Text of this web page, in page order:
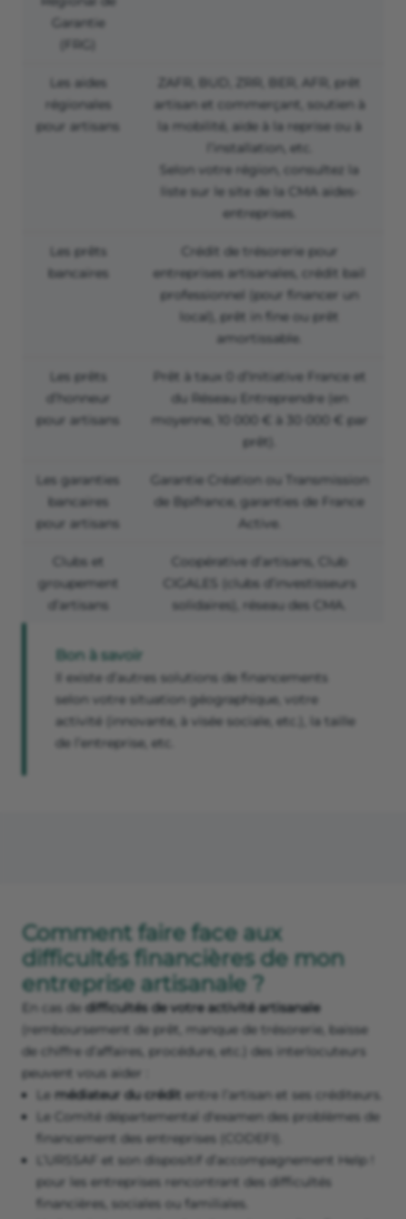
Garantie
(FRG)
Les aides
régionales
pour artisans
ZAFR, BUD, ZRR, BER, AFR, prêt
artisan et commerçant, soutien à
la mobilité, aide à la reprise ou à
l’installation, etc.
Selon votre région, consultez la
liste sur le site de la CMA aides-
entreprises.
Les prêts
bancaires
Crédit de trésorerie pour
entreprises artisanales, crédit bail
professionnel (pour financer un
local), prêt in fine ou prêt
amortissable.
Les prêts
d’honneur
pour artisans
Prêt à taux 0 d’Initiative France et
du Réseau Entreprendre (en
moyenne, 10 000 € à 30 000 € par
prêt).
Les garanties
bancaires
pour artisans
Garantie Création ou Transmission
de Bpifrance, garanties de France
Active.
Clubs et
groupement
d’artisans
Coopérative d’artisans, Club
CIGALES (clubs d’investisseurs
solidaires), réseau des CMA.
Bon à savoir
Il existe d’autres solutions de financements
selon votre situation géographique, votre
activité (innovante, à visée sociale, etc.), la taille
de l’entreprise, etc.
Comment faire face aux
difficultés financières de mon
entreprise artisanale ?
En cas de difficultés de votre activité artisanale
(remboursement de prêt, manque de trésorerie, baisse
de chiffre d’affaires, procédure, etc.) des interlocuteurs
peuvent vous aider :
Le médiateur du crédit entre l’artisan et ses créditeurs.
Le Comité départemental d'examen des problèmes de
financement des entreprises (CODEFI).
L’URSSAF et son dispositif d’accompagnement Help !
pour les entreprises rencontrant des difficultés
financières, sociales ou familiales.